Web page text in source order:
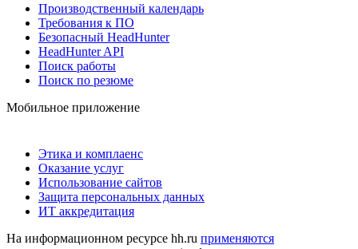
Производственный календарь
Требования к ПО
Безопасный HeadHunter
HeadHunter API
Поиск работы
Поиск по резюме
Мобильное приложение
Этика и комплаенс
Оказание услуг
Использование сайтов
Защита персональных данных
ИТ аккредитация
На информационном ресурсе hh.ru применяются